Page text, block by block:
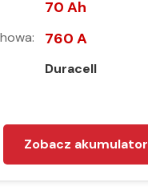
70 Ah
760 A
Duracell
Zobacz akumulator